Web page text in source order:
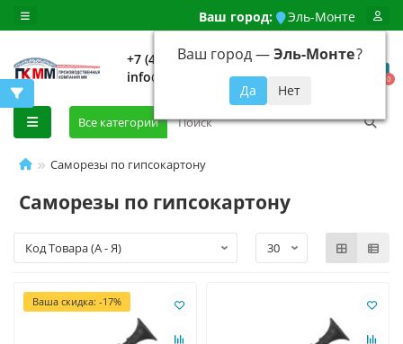
Ваш город: Эль-Монте
Ваш город —Эль-Монте?
+7 (499) 648-92-94
info@evroshtaketnikmoskva.ru
0
Все категории
Саморезы по гипсокартону
Саморезы по гипсокартону
Ваша скидка: -17%